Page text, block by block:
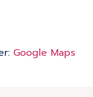
Google Maps